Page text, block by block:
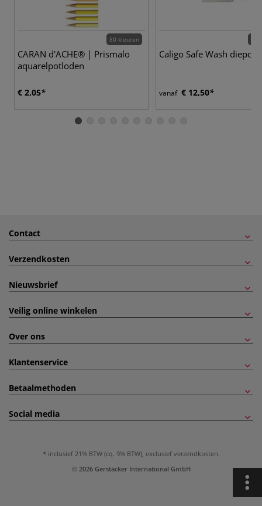
80 kleuren
CARAN d'ACHE® | Prismalo
aquarelpotloden
€ 2,05
Caligo Safe Wash
vanaf € 12,50
Contact
Verzendkosten
Nieuwsbrief
Veilig online winkelen
Over ons
Klantenservice
Betaalmethoden
Social media
inclusief 21% BTW (cq. 9% BTW), exclusief verzendkosten.
© 2026 Gerstäcker International GmbH